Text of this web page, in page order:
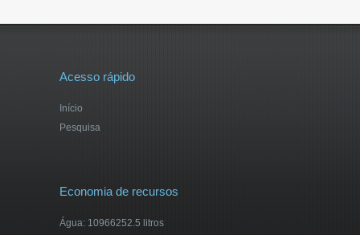
Acesso rápido
Início
Pesquisa
Economia de recursos
Água: 10966252.5 litros